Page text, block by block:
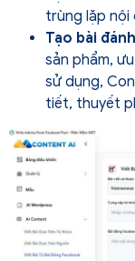
trùng lặp nội
Tạo bài
sản phẩm,
sử dụng,
tiết, thuyết